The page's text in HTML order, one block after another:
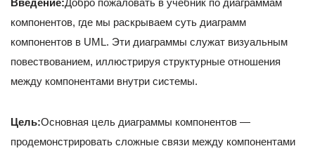
Введение:Добро пожаловать в учебник по диаграммам
компонентов, где мы раскрываем суть диаграмм
компонентов в UML. Эти диаграммы служат визуальным
повествованием, иллюстрируя структурные отношения
между компонентами внутри системы.
Цель:Основная цель диаграммы компонентов —
продемонстрировать сложные связи между компонентами